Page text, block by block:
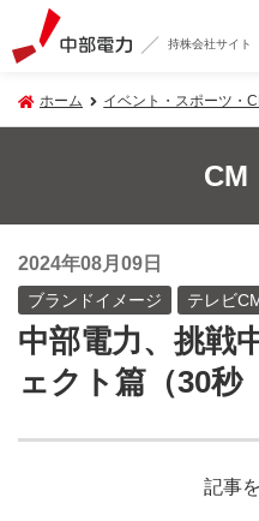
持株会社サイト
ホーム イベント・スポーツ・
CM
2024年08月09日
ブランドイメージ テレビ
中部電力、挑戦
ェクト篇（30秒
記事